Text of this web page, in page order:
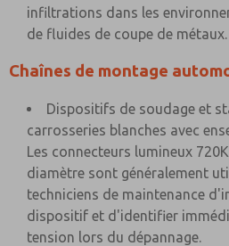
infiltrations dans les
de fluides de coupe de métaux.
Chaînes de montage
Dispositifs de soudage et
carrosseries blanches avec
Les connecteurs lumineux
diamètre sont généralement
techniciens de maintenance
dispositif et d'identifier
tension lors du dépannage.